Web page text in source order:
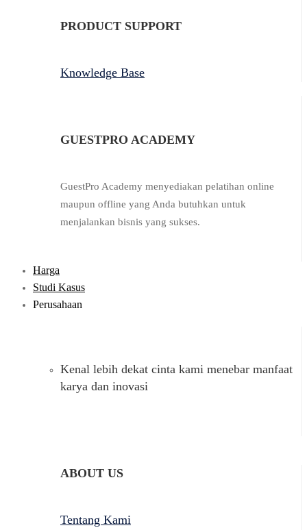
PRODUCT SUPPORT
Knowledge Base
GUESTPRO ACADEMY
GuestPro Academy menyediakan pelatihan online
maupun offline yang Anda butuhkan untuk
menjalankan bisnis yang sukses.
Harga
Studi Kasus
Perusahaan
Kenal lebih dekat cinta kami menebar manfaat
karya dan inovasi
ABOUT US
Tentang Kami